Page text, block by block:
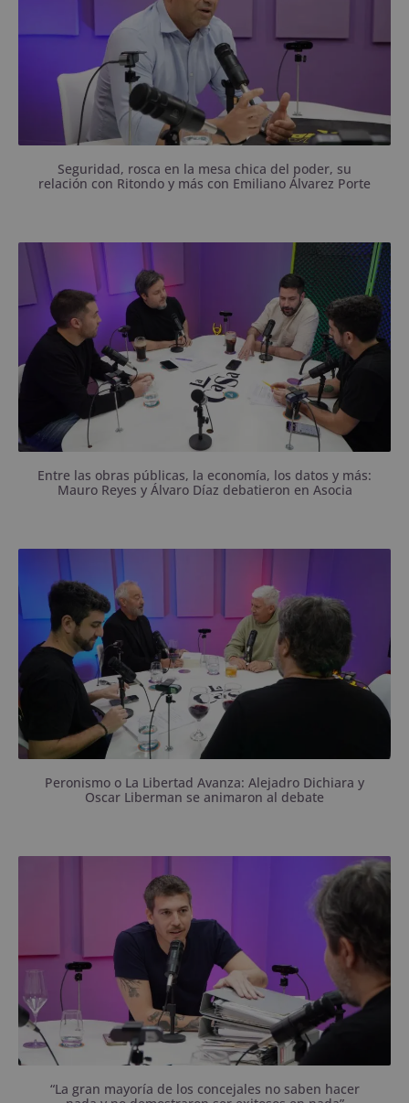
Seguridad, rosca en la mesa chica del poder, su
relación con Ritondo y más con Emiliano Álvarez Porte
Los concejales se pararon en su lado de la grieta y
fue difícil encontrar puntos en común.
Entre las obras públicas, la economía, los datos y más:
Mauro Reyes y Álvaro Díaz debatieron en Asocia
Peronismo o La Libertad Avanza: Alejadro Dichiara y
Oscar Liberman se animaron al debate
El “embajador” de las Fuerzas del Cielo en Bahía
pasó por Asocia.
“La gran mayoría de los concejales no saben hacer